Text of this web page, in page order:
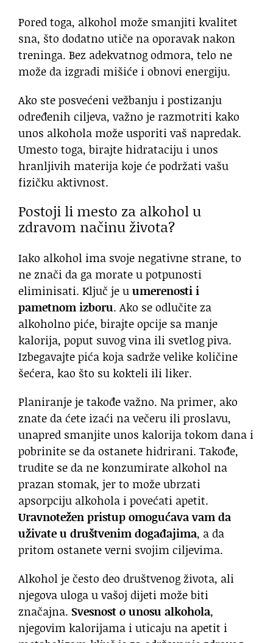
Pored toga, alkohol može smanjiti kvalitet
sna, što dodatno utiče na oporavak nakon
treninga. Bez adekvatnog odmora, telo ne
može da izgradi mišiće i obnovi energiju.
Ako ste posvećeni vežbanju i postizanju
određenih ciljeva, važno je razmotriti kako
unos alkohola može usporiti vaš napredak.
Umesto toga, birajte hidrataciju i unos
hranljivih materija koje će podržati vašu
fizičku aktivnost.
Postoji li mesto za alkohol u
zdravom načinu života?
Iako alkohol ima svoje negativne strane, to
ne znači da ga morate u potpunosti
eliminisati. Ključ je uumerenosti i
pametnom izboru. Ako se odlučite za
alkoholno piće, birajte opcije sa manje
kalorija, poput suvog vina ili svetlog piva.
Izbegavajte pića koja sadrže velike količine
šećera, kao što su kokteli ili liker.
Planiranje je takođe važno. Na primer, ako
znate da ćete izaći na večeru ili proslavu,
unapred smanjite unos kalorija tokom dana i
pobrinite se da ostanete hidrirani. Takođe,
trudite se da ne konzumirate alkohol na
prazan stomak, jer to može ubrzati
apsorpciju alkohola i povećati apetit.
Uravnotežen pristup omogućava vam da
uživate u društvenim događajima, a da
pritom ostanete verni svojim ciljevima.
Alkohol je često deo društvenog života, ali
njegova uloga u vašoj dijeti može biti
značajna. Svesnost o unosu alkohola,
njegovim kalorijama i uticaju na apetit i